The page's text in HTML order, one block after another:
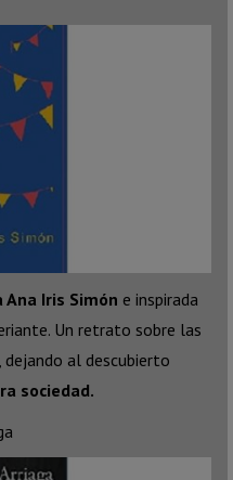
Iris Simón e inspirada
Un retrato sobre las
dejando al descubierto
sociedad.